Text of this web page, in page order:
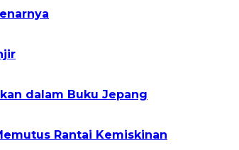
dalam Buku Jepang
Rantai Kemiskinan